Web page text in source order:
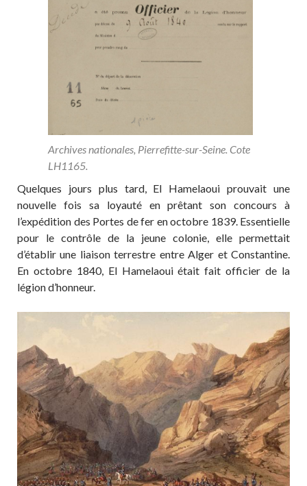
Archives nationales, Pierrefitte-sur-Seine. Cote
LH1165.
Quelques jours plus tard, El Hamelaoui prouvait une
nouvelle fois sa loyauté en prêtant son concours à
l’expédition des Portes de fer en octobre 1839. Essentielle
pour le contrôle de la jeune colonie, elle permettait
d’établir une liaison terrestre entre Alger et Constantine.
En octobre 1840, El Hamelaoui était fait officier de la
légion d’honneur.